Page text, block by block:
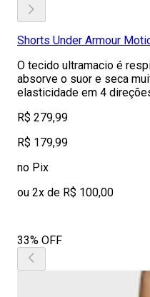
Shorts Under Armour
O tecido ultramacio é
absorve o suor e seca
elasticidade em 4
R$ 279,99
R$ 179,99
no Pix
ou 2x de R$ 100,00
33% OFF